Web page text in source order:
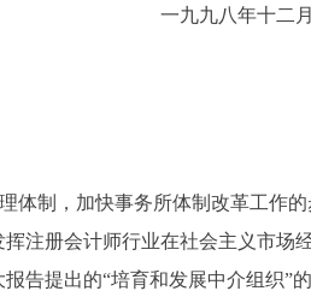
一九九八年十二
制，加快事务所体制改革工作的
注册会计师行业在社会主义市场
告提出的“培育和发展中介组织”